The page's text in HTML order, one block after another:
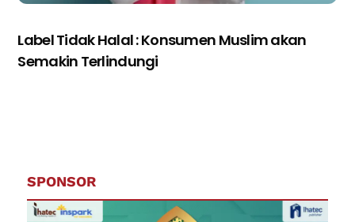
Label Tidak Halal : Konsumen Muslim akan
Semakin Terlindungi
SPONSOR